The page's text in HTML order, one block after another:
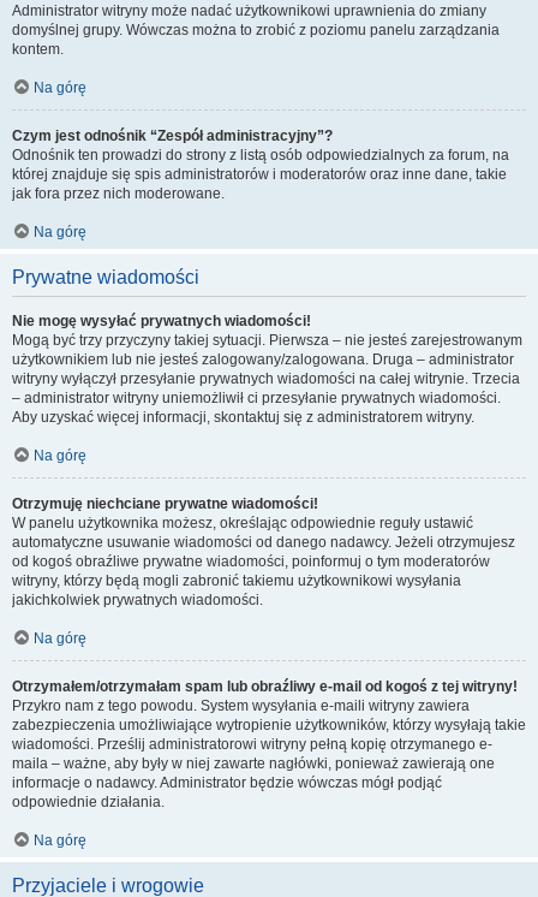
Administrator witryny może nadać użytkownikowi uprawnienia do zmiany
domyślnej grupy. Wówczas można to zrobić z poziomu panelu zarządzania
kontem.
Na górę
Czym jest odnośnik “Zespół administracyjny”?
Odnośnik ten prowadzi do strony z listą osób odpowiedzialnych za forum, na
której znajduje się spis administratorów i moderatorów oraz inne dane, takie
jak fora przez nich moderowane.
Na górę
Prywatne wiadomości
Nie mogę wysyłać prywatnych wiadomości!
Mogą być trzy przyczyny takiej sytuacji. Pierwsza – nie jesteś zarejestrowanym
użytkownikiem lub nie jesteś zalogowany/zalogowana. Druga – administrator
witryny wyłączył przesyłanie prywatnych wiadomości na całej witrynie. Trzecia
– administrator witryny uniemożliwił ci przesyłanie prywatnych wiadomości.
Aby uzyskać więcej informacji, skontaktuj się z administratorem witryny.
Na górę
Otrzymuję niechciane prywatne wiadomości!
W panelu użytkownika możesz, określając odpowiednie reguły ustawić
automatyczne usuwanie wiadomości od danego nadawcy. Jeżeli otrzymujesz
od kogoś obraźliwe prywatne wiadomości, poinformuj o tym moderatorów
witryny, którzy będą mogli zabronić takiemu użytkownikowi wysyłania
jakichkolwiek prywatnych wiadomości.
Na górę
Otrzymałem/otrzymałam spam lub obraźliwy e-mail od kogoś z tej witryny!
Przykro nam z tego powodu. System wysyłania e-maili witryny zawiera
zabezpieczenia umożliwiające wytropienie użytkowników, którzy wysyłają takie
wiadomości. Prześlij administratorowi witryny pełną kopię otrzymanego e-
maila – ważne, aby były w niej zawarte nagłówki, ponieważ zawierają one
informacje o nadawcy. Administrator będzie wówczas mógł podjąć
odpowiednie działania.
Na górę
Przyjaciele i wrogowie